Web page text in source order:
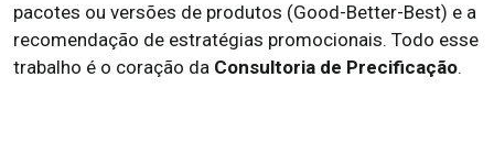
pacotes ou versões de produtos (Good-Better-Best) e a
recomendação de estratégias promocionais. Todo esse
trabalho é o coração da Consultoria de Precificação.